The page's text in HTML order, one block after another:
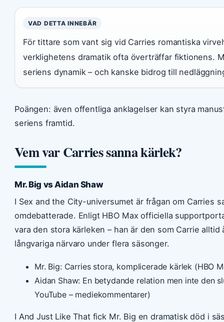
VAD DETTA INNEBÄR
För tittare som vant sig vid Carries romantiska
verklighetens dramatik ofta överträffar fiktionens.
seriens dynamik – och kanske bidrog till
Poängen: även offentliga anklagelser kan styra
seriens framtid.
Vem var Carries sanna kärlek?
Mr. Big vs Aidan Shaw
I Sex and the City-universumet är frågan om Carries
omdebatterade. Enligt HBO Max officiella
vara den stora kärleken – han är den som Carrie
långvariga närvaro under flera säsonger.
Mr. Big: Carries stora, komplicerade kärlek (HBO
Aidan Shaw: En betydande relation men inte den
YouTube – mediekommentarer)
I And Just Like That fick Mr. Big en dramatisk död i